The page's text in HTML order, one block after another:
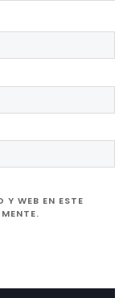
Y WEB EN ESTE